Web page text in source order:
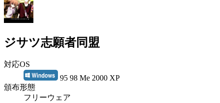
ジサツ志願者同盟
対応OS
95 98 Me 2000 XP
頒布形態
フリーウェア